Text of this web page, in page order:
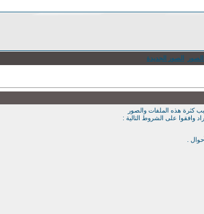
الصور الجديدة
كثرة هذه الملفات والصور
وافقوا على الشروط التالية :